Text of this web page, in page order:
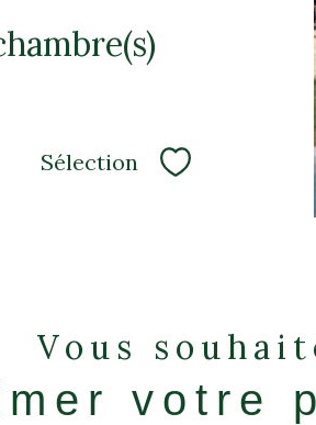
Sélection Sélectionner
Vous
votre